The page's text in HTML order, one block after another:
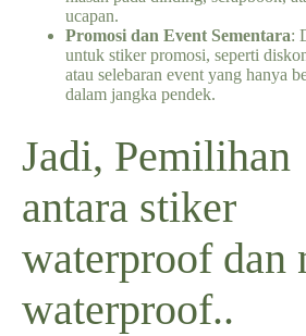
ucapan.
Promosi dan Event Sementara:
untuk stiker promosi, seperti
atau selebaran event yang hanya
dalam jangka pendek.
Jadi, Pemilihan
antara stiker
waterproof dan
waterproof..